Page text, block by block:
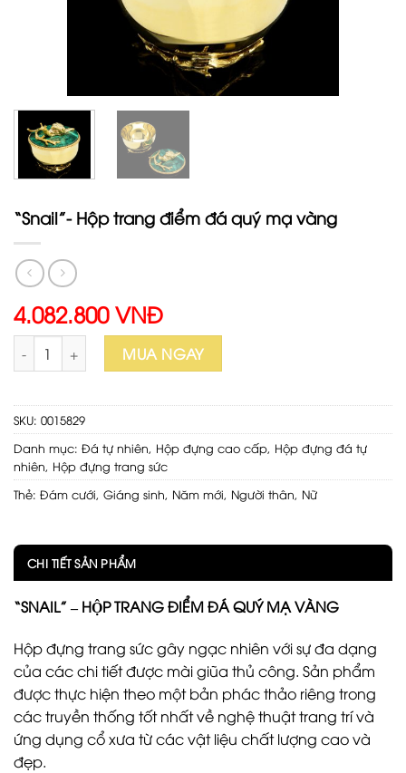
“Snail”- Hộp trang điểm đá quý mạ vàng
4.082.800 VNĐ
"Snail"- Hộp trang điểm đá quý mạ vàng số lượng
MUA NGAY
SKU: 0015829
Danh mục: Đá tự nhiên Hộp đựng cao cấp Hộp đựng đá tự
nhiên Hộp đựng trang sức
Thẻ: Đám cưới Giáng sinh Năm mới Người thân Nữ
CHI TIẾT SẢN PHẨM
“SNAIL” – HỘP TRANG ĐIỂM ĐÁ QUÝ MẠ VÀNG
Hộp đựng trang sức gây ngạc nhiên với sự đa dạng
của các chi tiết được mài giũa thủ công. Sản phẩm
được thực hiện theo một bản phác thảo riêng trong
các truyền thống tốt nhất về nghệ thuật trang trí và
ứng dụng cổ xưa từ các vật liệu chất lượng cao và
đẹp.